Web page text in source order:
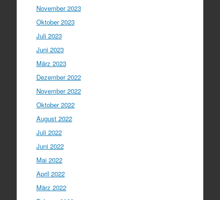
November 2023
Oktober 2023
Juli 2023
Juni 2023
März 2023
Dezember 2022
November 2022
Oktober 2022
August 2022
Juli 2022
Juni 2022
Mai 2022
April 2022
März 2022